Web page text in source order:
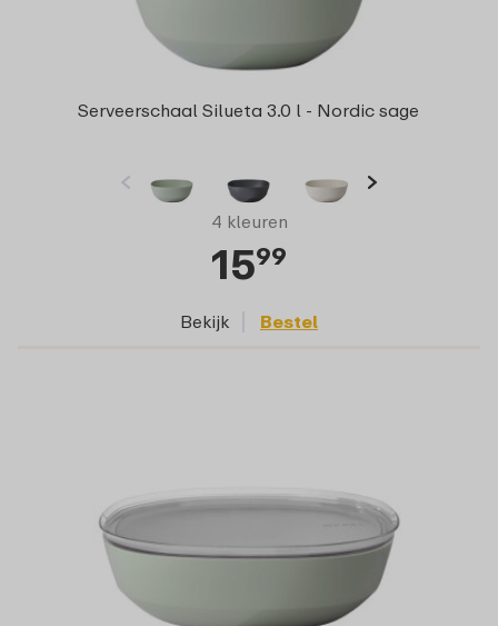
Serveerschaal Silueta 3.0 l - Nordic sage
4 kleuren
1599
Bekijk Bestel